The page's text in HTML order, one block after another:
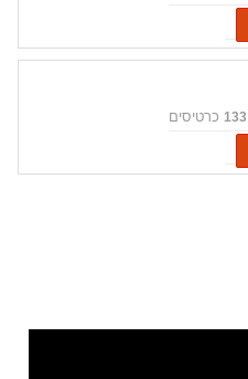
133 כרטיסים